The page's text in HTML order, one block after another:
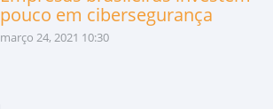
pouco em cibersegurança
março 24, 2021 10:30